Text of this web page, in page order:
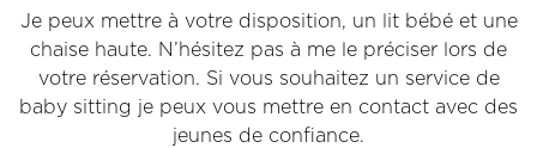
Je peux mettre à votre disposition, un lit bébé et une
chaise haute. N’hésitez pas à me le préciser lors de
votre réservation. Si vous souhaitez un service de
baby sitting je peux vous mettre en contact avec des
jeunes de confiance.